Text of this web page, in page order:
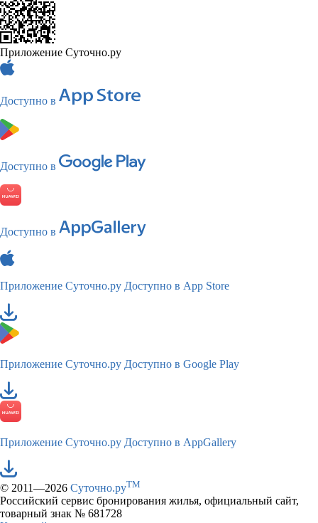
Приложение Суточно.ру
Доступно в
Доступно в
Доступно в
Приложение Суточно.ру Доступно в App Store
Приложение Суточно.ру Доступно в Google Play
Приложение Суточно.ру Доступно в AppGallery
© 2011—2026 Суточно.руTM
Российский сервис бронирования жилья, официальный сайт,
товарный знак № 681728